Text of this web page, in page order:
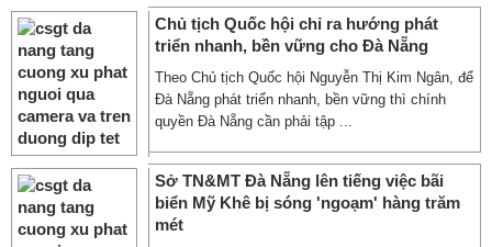
Chủ tịch Quốc hội chỉ ra hướng phát
triển nhanh, bền vững cho Đà Nẵng
Theo Chủ tịch Quốc hội Nguyễn Thị Kim Ngân, để
Đà Nẵng phát triển nhanh, bền vững thì chính
quyền Đà Nẵng cần phải tập ...
Sở TN&MT Đà Nẵng lên tiếng việc bãi
biển Mỹ Khê bị sóng 'ngoạm' hàng trăm
mét